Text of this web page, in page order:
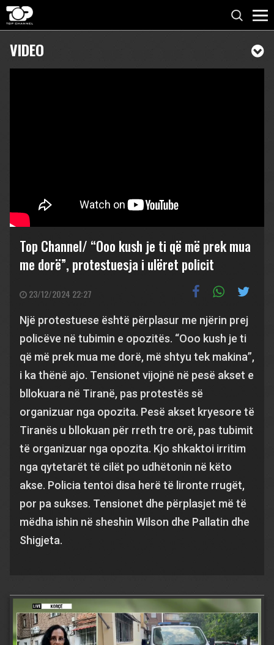
VIDEO
Top Channel/ “Ooo kush je ti që më prek mua
me dorë”, protestuesja i ulëret policit
23/12/2024 22:27
Një protestuese është përplasur me njërin prej
policëve në tubimin e opozitës. “Ooo kush je ti
që më prek mua me dorë, më shtyu tek makina”,
i ka thënë ajo. Tensionet vijojnë në pesë akset e
bllokuara në Tiranë, pas protestës së
organizuar nga opozita. Pesë akset kryesore të
Tiranës u bllokuan për rreth tre orë, pas tubimit
të organizuar nga opozita. Kjo shkaktoi irritim
nga qytetarët të cilët po udhëtonin në këto
akse. Policia tentoi disa herë të lironte rrugët,
por pa sukses. Tensionet dhe përplasjet më të
mëdha ishin në sheshin Wilson dhe Pallatin dhe
Shigjeta.